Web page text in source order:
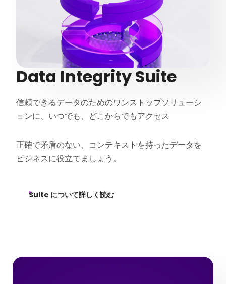
Data Integrity Suite
信頼できるデータのためのワンストップソリューシ
ョンに、いつでも、どこからでもアクセス
正確で矛盾のない、コンテキストを持ったデータを
ビジネスに役立てましょう。
Suite について詳しく読む